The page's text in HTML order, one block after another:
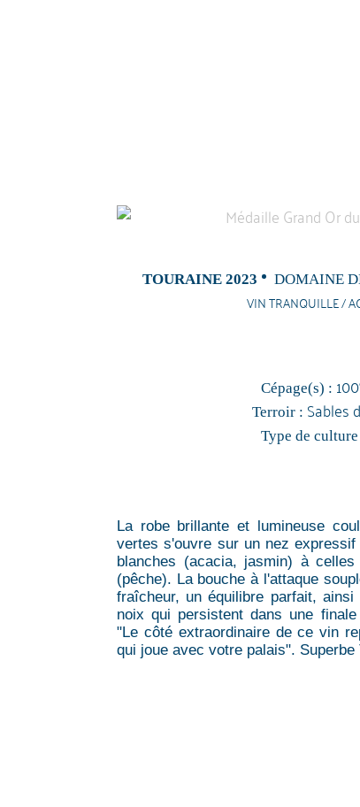
TOURAINE 2023 DOMAINE
VIN TRANQUILLE /
Cépage(s) :
Terroir : Sables
Type de
La robe brillante et lumineuse
vertes s'ouvre sur un nez
blanches (acacia, jasmin) à
(pêche). La bouche à l'attaque
fraîcheur, un équilibre parfait,
noix qui persistent dans une
"Le côté extraordinaire de ce vin
qui joue avec votre palais". Superbe